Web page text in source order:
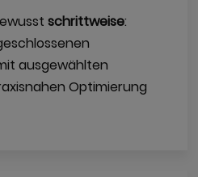
schrittweise:
ausgewählten
Optimierung